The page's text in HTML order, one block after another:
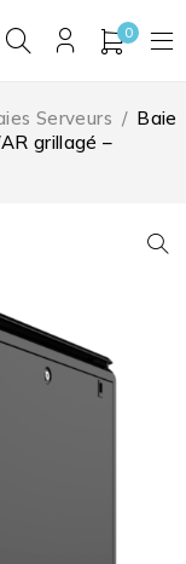
0
Serveurs / Baie
grillagé –